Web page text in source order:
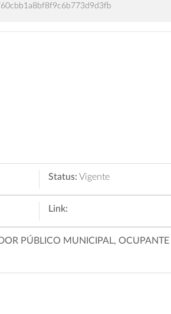
Status: Vigente
Link:
PÚBLICO MUNICIPAL,